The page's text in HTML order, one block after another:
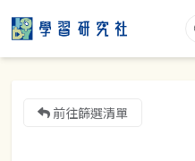
前往篩選清單